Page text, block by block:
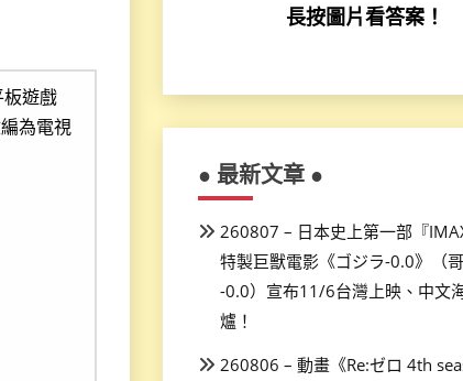
遊戲
為電視
長按圖片看答案！
● 最新文章 ●
260807 – 日本史上第一部『
特製巨獸電影《ゴジラ-0.0》（
-0.0）宣布11/6台灣上映、中文
爐！
260806 – 動畫《Re:ゼロ 4th